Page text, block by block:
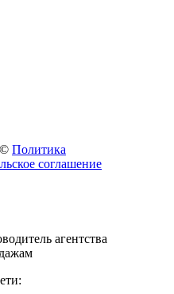
© Политика
соглашение
агентства